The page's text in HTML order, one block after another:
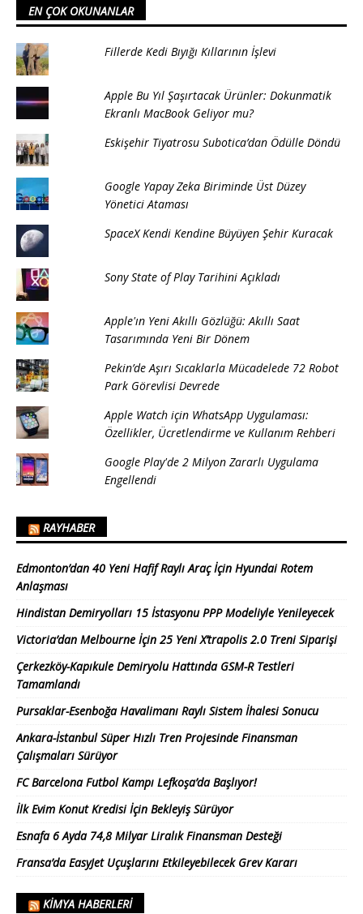
EN ÇOK OKUNANLAR
Fillerde Kedi Bıyığı Kıllarının İşlevi
Apple Bu Yıl Şaşırtacak Ürünler: Dokunmatik
Ekranlı MacBook Geliyor mu?
Eskişehir Tiyatrosu Subotica’dan Ödülle Döndü
Google Yapay Zeka Biriminde Üst Düzey
Yönetici Ataması
SpaceX Kendi Kendine Büyüyen Şehir Kuracak
Sony State of Play Tarihini Açıkladı
Apple'ın Yeni Akıllı Gözlüğü: Akıllı Saat
Tasarımında Yeni Bir Dönem
Pekin’de Aşırı Sıcaklarla Mücadelede 72 Robot
Park Görevlisi Devrede
Apple Watch için WhatsApp Uygulaması:
Özellikler, Ücretlendirme ve Kullanım Rehberi
Google Play'de 2 Milyon Zararlı Uygulama
Engellendi
RAYHABER
Edmonton’dan 40 Yeni Hafif Raylı Araç İçin Hyundai Rotem
Anlaşması
Hindistan Demiryolları 15 İstasyonu PPP Modeliyle Yenileyecek
Victoria’dan Melbourne İçin 25 Yeni X’trapolis 2.0 Treni Siparişi
Çerkezköy-Kapıkule Demiryolu Hattında GSM-R Testleri
Tamamlandı
Pursaklar-Esenboğa Havalimanı Raylı Sistem İhalesi Sonucu
Ankara-İstanbul Süper Hızlı Tren Projesinde Finansman
Çalışmaları Sürüyor
FC Barcelona Futbol Kampı Lefkoşa’da Başlıyor!
İlk Evim Konut Kredisi İçin Bekleyiş Sürüyor
Esnafa 6 Ayda 74,8 Milyar Liralık Finansman Desteği
Fransa’da EasyJet Uçuşlarını Etkileyebilecek Grev Kararı
KIMYA HABERLERI